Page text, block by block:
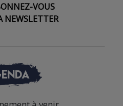
VOUS
NEWSLETTER